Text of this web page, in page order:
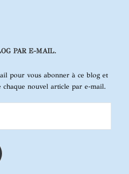
PAR E-MAIL.
pour vous abonner à ce blog et
nouvel article par e-mail.